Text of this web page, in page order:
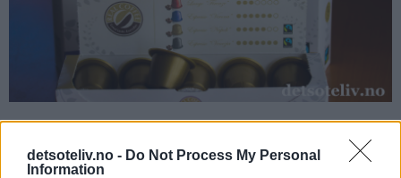
detsoteliv.no - Do Not Process My Personal
Information
Jeg får lengsel mot Italia bare jeg hører navnet på disse